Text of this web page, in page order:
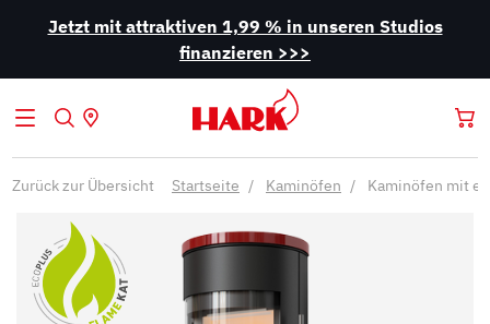
Jetzt mit attraktiven 1,99 % in unseren Studios
finanzieren >>>
Zurück zur Übersicht Startseite Kaminöfen Kaminöfen mit